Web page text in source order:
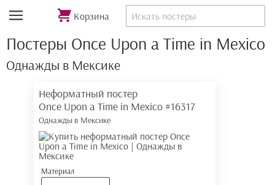
Корзина
Постеры Once Upon a Time in Mexico
Однажды в Мексике
Неформатный постер
Once Upon a Time in Mexico #16317
Однажды в Мексике
Материал